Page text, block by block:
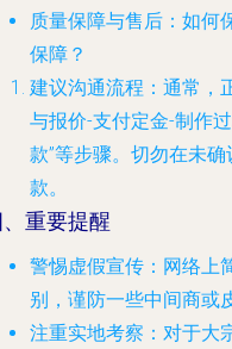
质量保障与售后 ：如何
保障？
建议沟通流程 ：通常，
与报价-支付定金-制作
款”等步骤。切勿在未
款。
重要提醒
警惕虚假宣传 ：网络上
别，谨防一些中间商或
注重实地考察 ：对于